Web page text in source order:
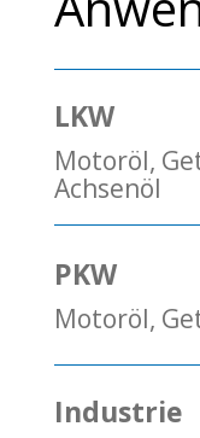
LKW
Motoröl,
Achsenöl
PKW
Motoröl,
Industrie